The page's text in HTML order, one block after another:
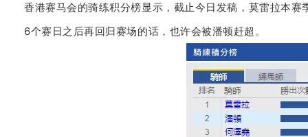
香港赛马会的骑练积分榜显示，截止今日发稿，莫雷拉本
6个赛日之后再回归赛场的话，也许会被潘顿赶超。